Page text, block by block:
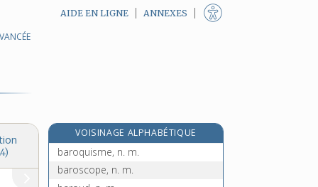
AIDE EN LIGNE ANNEXES
VOISINAGE ALPHABÉTIQUE
baroque, adj.
baroquisme, n. m.
baroscope, n. m.